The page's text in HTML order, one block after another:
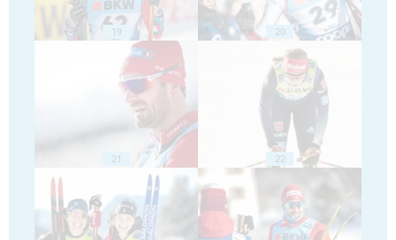
19 20
21 22